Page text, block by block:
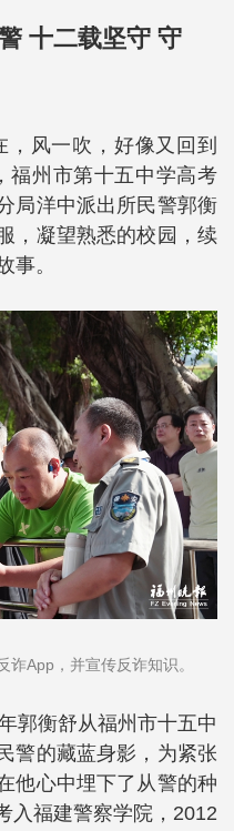
十二载坚守 守
，风一吹，好像又回到
福州市第十五中学高考
局洋中派出所民警郭衡
，凝望熟悉的校园，续
事。
App，并宣传反诈知识。
郭衡舒从福州市十五中
警的藏蓝身影，为紧张
他心中埋下了从警的种
入福建警察学院，2012